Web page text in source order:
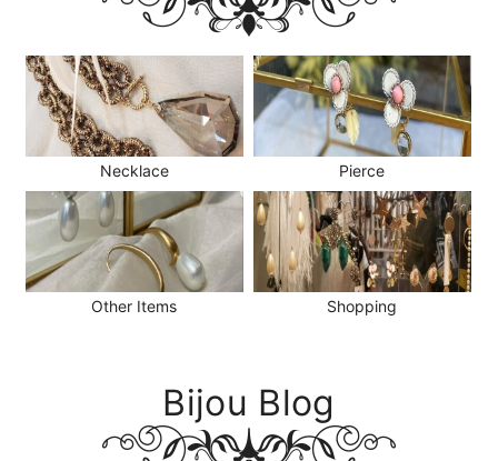
Necklace Pierce
Other Items Shopping
Bijou Blog